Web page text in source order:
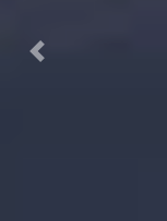
Previous